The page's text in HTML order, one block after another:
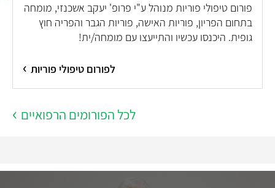
פורום טיפולי פוריות מנוהל ע"י פרופ' יעקב אשכנזי, מומחה
בתחום הפריון, פוריות האישה, פוריות הגבר והפריה חוץ
גופית. היכנסו עכשיו והתייעצו עם מומחה/ית!
לפורום טיפולי פוריות
לכל הפורומים הרפואיים